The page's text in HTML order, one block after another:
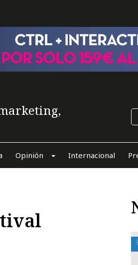
Opinión Internacional